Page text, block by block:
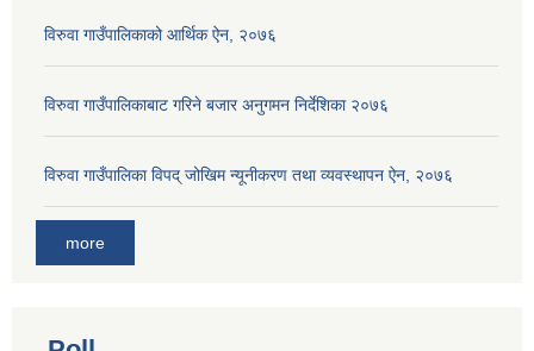
विरुवा गाउँपालिकाको आर्थिक ऐन, २०७६
विरुवा गाउँपालिकाबाट गरिने बजार अनुगमन निर्देशिका २०७६
विरुवा गाउँपालिका विपद् जोखिम न्यूनीकरण तथा व्यवस्थापन ऐन, २०७६
more